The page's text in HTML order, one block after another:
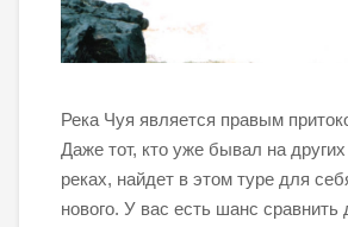
Река Чуя является правым
Даже тот, кто уже бывал на
реках, найдет в этом туре для
нового. У вас есть шанс